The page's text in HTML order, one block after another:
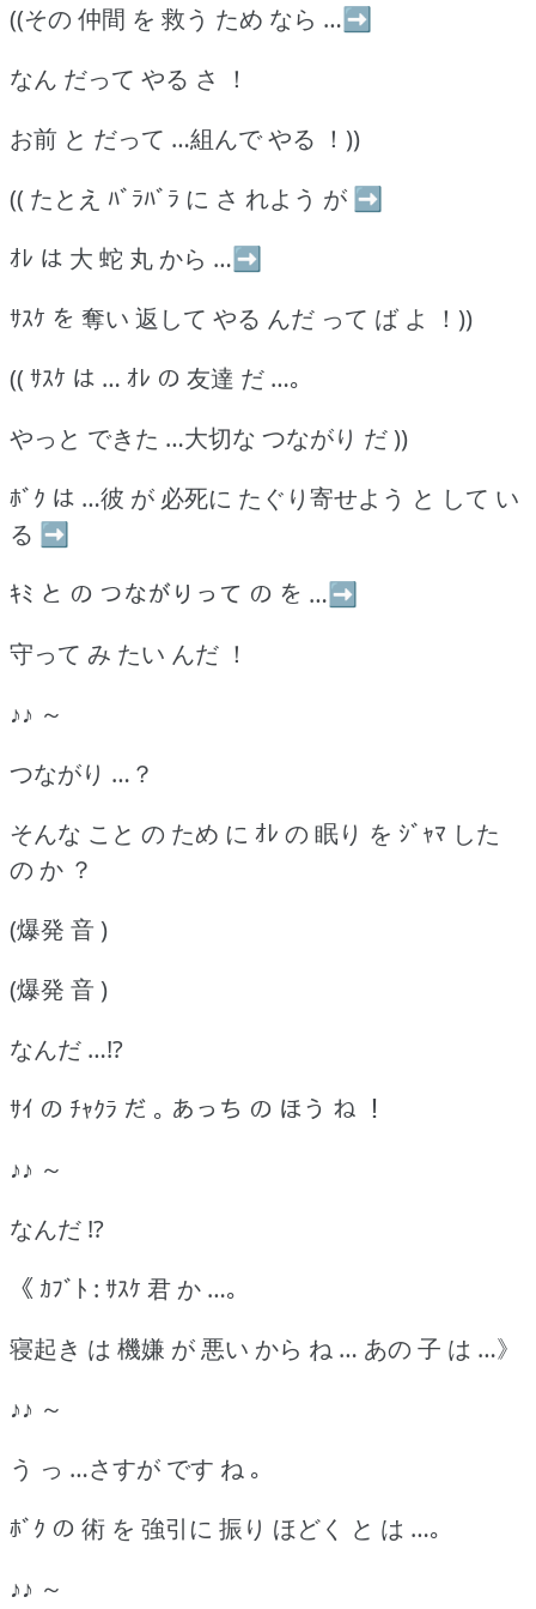
((その 仲間 を 救う ため なら …➡
なん だって やる さ ！
お前 と だって …組んで やる ！))
(( たとえ ﾊﾞﾗﾊﾞﾗ に さ れよう が ➡
ｵﾚ は 大 蛇 丸 から …➡
ｻｽｹ を 奪い 返して やる んだ って ば よ ！))
(( ｻｽｹ は … ｵﾚ の 友達 だ …｡
やっと できた …大切な つながり だ ))
ﾎﾞｸ は …彼 が 必死に たぐり寄せよう と して い
る ➡
ｷﾐ と の つながりって の を …➡
守って み たい んだ ！
♪♪ ～
つながり …？
そんな こと の ため に ｵﾚ の 眠り を ｼﾞｬﾏ した
の か ？
(爆発 音 )
(爆発 音 )
なんだ …!?
ｻｲ の ﾁｬｸﾗ だ ｡ あっち の ほう ね ！
♪♪ ～
なんだ !?
《 ｶﾌﾞﾄ : ｻｽｹ 君 か …｡
寝起き は 機嫌 が 悪い から ね … あの 子 は …》
♪♪ ～
う っ …さすが です ね ｡
ﾎﾞｸ の 術 を 強引に 振り ほどく と は …｡
♪♪ ～